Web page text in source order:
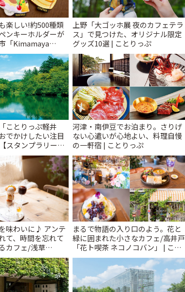
楽しい!約500種類
ンキーホルダーが
「Kimamaya
っぷ
上野「大ゴッホ展 夜のカフェテラ
ス」で見つけた、オリジナル限定
グッズ10選 | ことりっぷ
ことりっぷ軽井
でかけしたい注目
スタンプラリー開
ぷ
河津・南伊豆でお泊まり。さりげ
ない心遣いが心地よい、料理自慢
の一軒宿 | ことりっぷ
味わいに♪ アンテ
て、時間を忘れて
カフェ/浅草
」 | ことりっぷ
まるで物語の入り口のよう。花と
緑に囲まれた小さなカフェ/高井戸
「花ト喫茶 ネコノコバン」 | こと
りっぷ